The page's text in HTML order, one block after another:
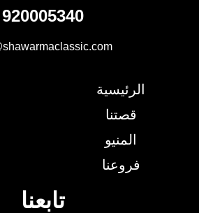
920005340
الرئيسية
قصتنا
المنيو
فروعنا
تابعنا